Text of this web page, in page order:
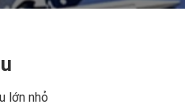
lớn nhỏ